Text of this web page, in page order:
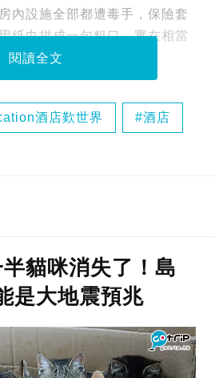
內設施全部都遭毒手，保險套
紙巾拼成一句粗口，實在相當
閱讀全文
酒店歎世界 酒店
半貓咪消失了！島
是大地震預兆